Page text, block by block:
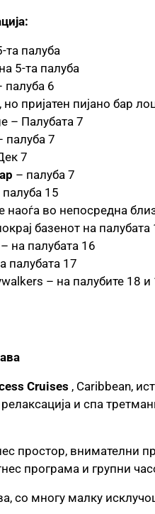
та палуба
5-та палуба
палуба 6
пријатен пијано бар
– Палубата 7
палуба 7
7
– палуба 7
15
наоѓа во непосредна
базенот на палубата
– на палубата 16
палубата 17
– на палубите 18 и
Cruises , Caribbean,
и спа
простор, внимателни
програма и групни
со многу малку